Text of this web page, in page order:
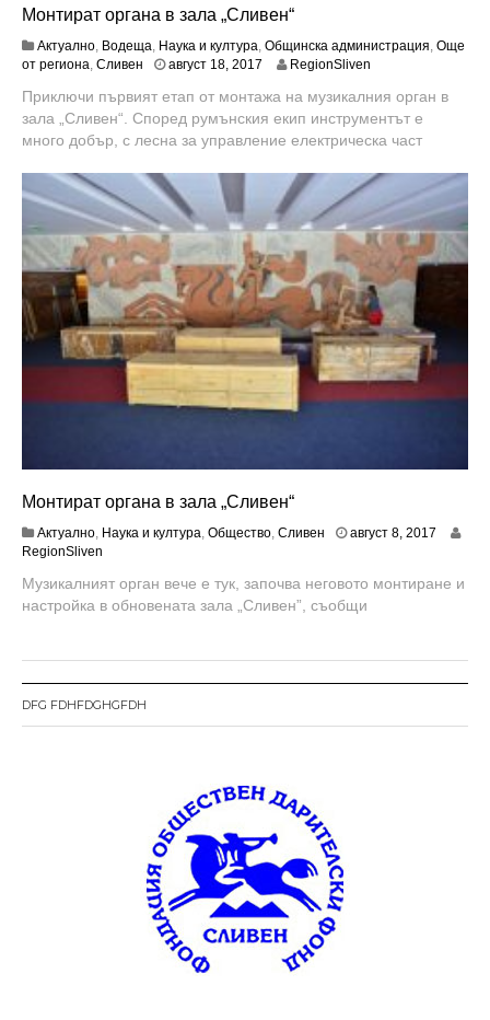
Монтират органа в зала „Сливен“
Актуално, Водеща, Наука и култура, Общинска администрация, Още
от региона, Сливен август 18, 2017
г
у
с
2
2
0
1
7
RegionSliven
Приключи първият етап от монтажа на музикалния орган в
зала „Сливен“. Според румънския екип инструментът е
много добър, с лесна за управление електрическа част
Монтират органа в зала „Сливен“
Актуално, Наука и култура, Общество, Сливен август 8, 2017
у
0
,
RegionSliven
Музикалният орган вече е тук, започва неговото монтиране и
настройка в обновената зала „Сливен”, съобщи
DFG FDHFDGHGFDH